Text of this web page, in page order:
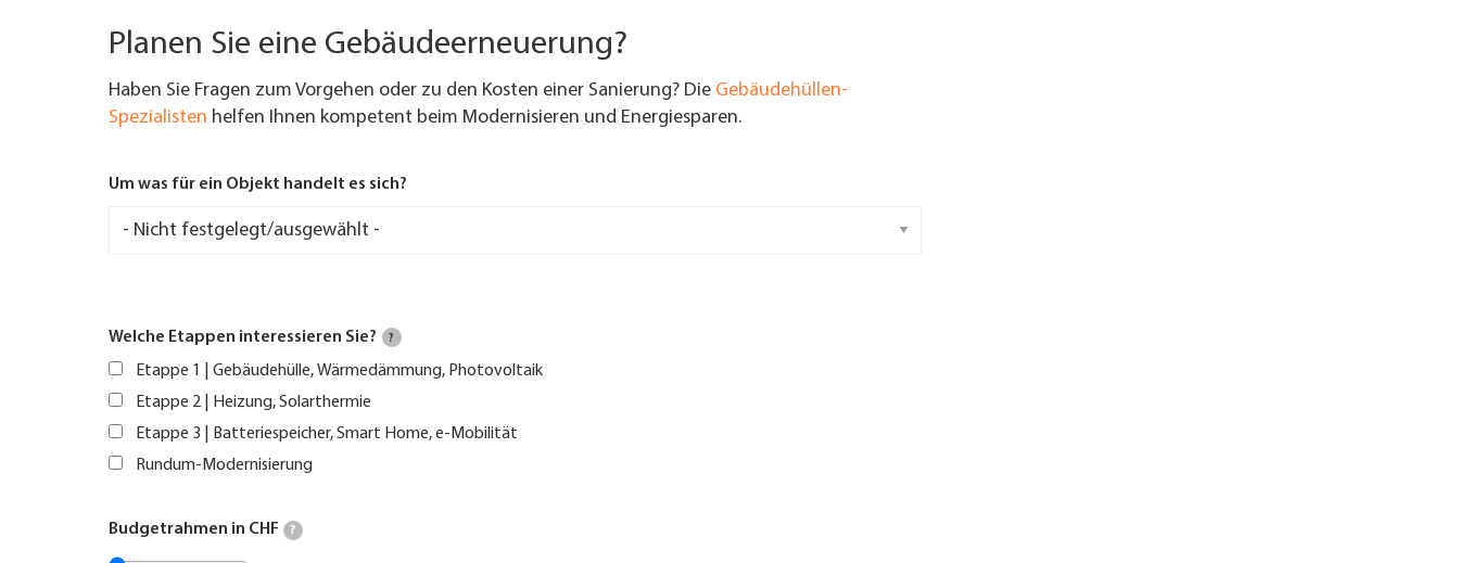
Planen Sie eine Gebäudeerneuerung?
Haben Sie Fragen zum Vorgehen oder zu den Kosten einer Sanierung? Die Gebäudehüllen-
Spezialisten helfen Ihnen kompetent beim Modernisieren und Energiesparen.
Um was für ein Objekt handelt es sich?
Welche Etappen interessieren Sie? ?
Etappe 1 | Gebäudehülle, Wärmedämmung, Photovoltaik
Etappe 2 | Heizung, Solarthermie
Etappe 3 | Batteriespeicher, Smart Home, e-Mobilität
Rundum-Modernisierung
Budgetrahmen in CHF ?